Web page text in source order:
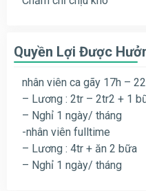
Quyền Lợi Được
nhân viên ca gãy 17h –
– Lương : 2tr – 2tr2 + 1
– Nghỉ 1 ngày/ tháng
-nhân viên fulltime
– Lương : 4tr + ăn 2 bữa
– Nghỉ 1 ngày/ tháng